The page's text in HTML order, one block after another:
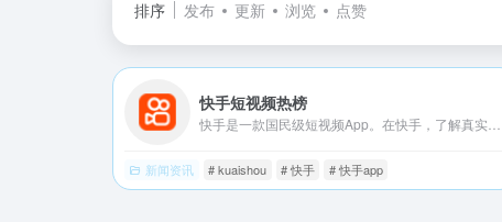
排序 发布 更新 浏览 点赞
快手短视频热榜
新闻资讯 # kuaishou # 快手 # 快手app